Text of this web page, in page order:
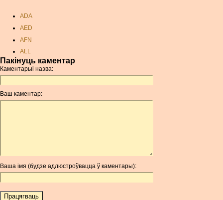
ADA
AED
AFN
ALL
AMD
ANC
ANG
AOA
AUR
AWG
BAM
Пакінуць каментар
Каментарыі назва:
Ваш каментар:
Ваша імя (будзе адлюстроўвацца ў каментары):